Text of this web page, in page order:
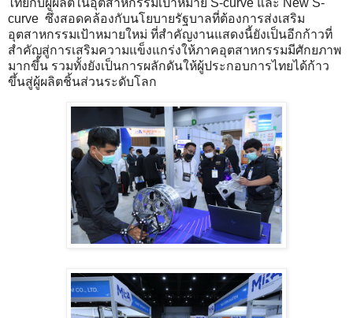
curve ซึ่งสอดคล้องกับนโยบายรัฐบาลที่ต้องการส่งเสริม
อุตสาหกรรมเป้าหมายใหม่ ที่สำคัญงานแสดงนี้ยังเป็นอีกก้าวที่
สำคัญสู่การเสริมความแข็งแกร่งให้ภาคอุตสาหกรรมมีศักยภาพ
มากขึ้น รวมทั้งยังเป็นการผลักดันให้ผู้ประกอบการไทยได้ก้าว
ขึ้นสู่ผู้ผลิตชิ้นส่วนระดับโลก